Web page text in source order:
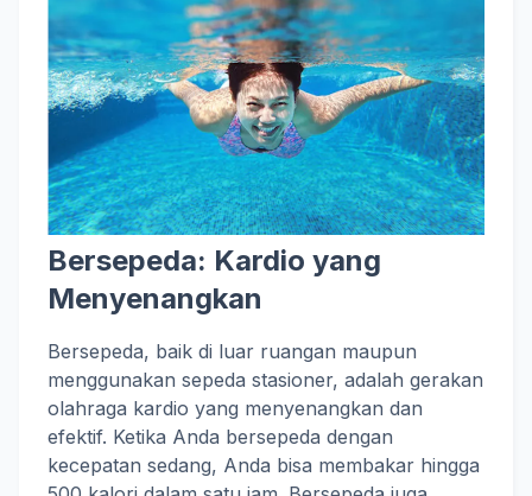
Bersepeda: Kardio yang
Menyenangkan
Bersepeda, baik di luar ruangan maupun
menggunakan sepeda stasioner, adalah gerakan
olahraga kardio yang menyenangkan dan
efektif. Ketika Anda bersepeda dengan
kecepatan sedang, Anda bisa membakar hingga